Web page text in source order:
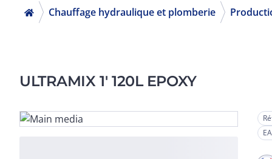
Chauffage hydraulique et plomberie
ULTRAMIX 1' 120L EPOXY